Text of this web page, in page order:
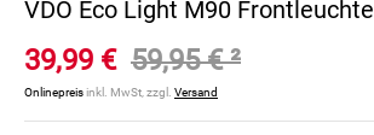
VDO Eco Light M90 Frontleuchte
39,99 € 59,95 €²
Onlinepreisinkl. MwSt, zzgl. Versand